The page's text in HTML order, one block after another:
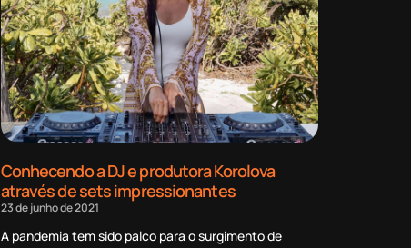
Conhecendo a DJ e produtora Korolova
através de sets impressionantes
23 de junho de 2021
A pandemia tem sido palco para o surgimento de